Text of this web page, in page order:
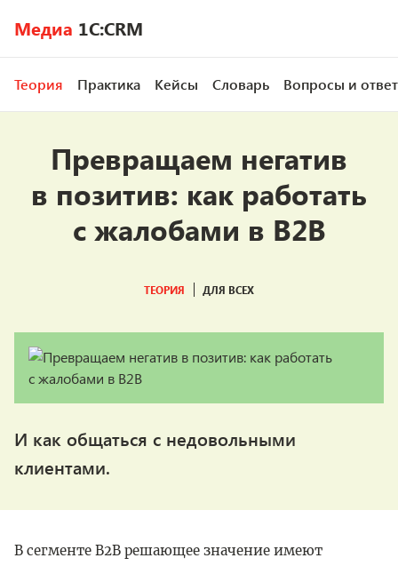
Медиа 1C:CRM
Теория Практика Кейсы Словарь Вопросы и
Превращаем негатив
в позитив: как работать
с жалобами в B2B
ТЕОРИЯ ДЛЯ ВСЕХ
И как общаться с недовольными
клиентами.
В сегменте B2B решающее значение имеют